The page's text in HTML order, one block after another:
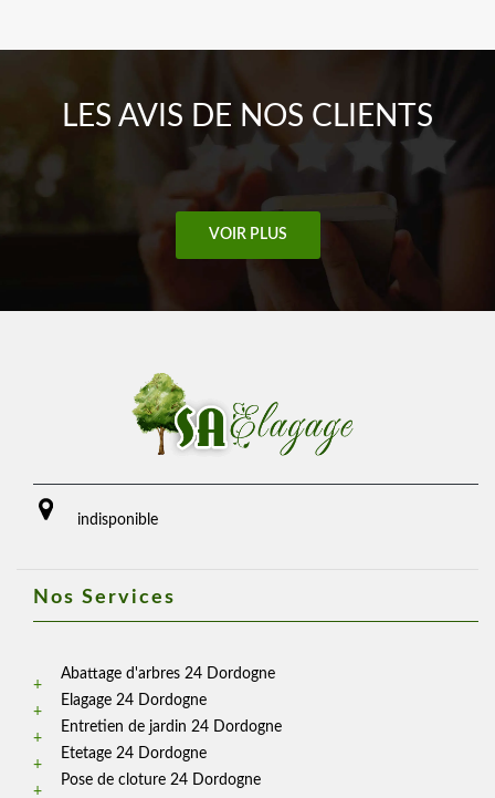
LES AVIS DE NOS CLIENTS
VOIR PLUS
indisponible
Nos Services
Abattage d'arbres 24 Dordogne
Elagage 24 Dordogne
Entretien de jardin 24 Dordogne
Etetage 24 Dordogne
Pose de cloture 24 Dordogne